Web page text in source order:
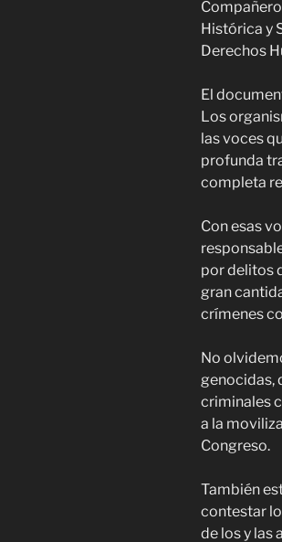
Histórica y
Derechos
El
Los
las voces
profunda
completa
Con esas
por delitos
gran
crímenes
No
genocidas,
criminales
a la
Congreso.
También
contestar
de los y las